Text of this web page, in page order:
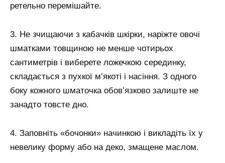
ретельно перемішайте.
3. Не зчищаючи з кабачків шкірки, наріжте овочі
шматками товщиною не менше чотирьох
сантиметрів і виберете ложечкою серединку,
складається з пухкої м’якоті і насіння. З одного
боку кожного шматочка обов’язково залиште не
занадто товсте дно.
4. Заповніть «бочонки» начинкою і викладіть їх у
невелику форму або на деко, змащене маслом.